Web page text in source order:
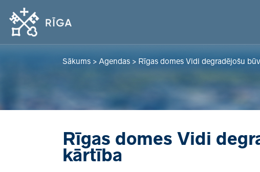
Sākums > Agendas > Rīgas domes Vidi degradējošu
Rīgas domes Vidi
kārtība